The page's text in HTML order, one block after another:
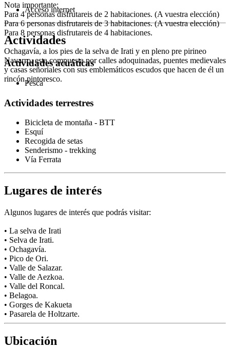
Nota importante:
Para 4 personas disfrutareis de 2 habitaciones. (A vuestra elección)
Para 6 personas disfrutareis de 3 habitaciones. (A vuestra elección)
Para 8 personas disfrutareis de 4 habitaciones.
Ochagavía, a los pies de la selva de Irati y en pleno pre pirineo
Navarro, esta compuesta por calles adoquinadas, puentes medievales
y casas señoriales con sus emblemáticos escudos que hacen de él un
rincón pintoresco.
Acceso internet
Actividades
Actividades acuáticas
Pesca
Actividades terrestres
Bicicleta de montaña - BTT
Esquí
Recogida de setas
Senderismo - trekking
Vía Ferrata
Lugares de interés
Algunos lugares de interés que podrás visitar:
• La selva de Irati
• Selva de Irati.
• Ochagavía.
• Pico de Ori.
• Valle de Salazar.
• Valle de Aezkoa.
• Valle del Roncal.
• Belagoa.
• Gorges de Kakueta
• Pasarela de Holtzarte.
Ubicación